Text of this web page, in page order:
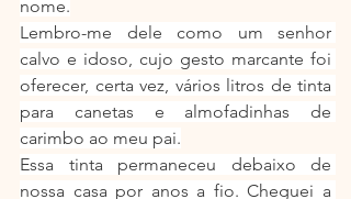
nome.
Lembro-me dele como um senhor
calvo e idoso, cujo gesto marcante foi
oferecer, certa vez, vários litros de tinta
para canetas e almofadinhas de
carimbo ao meu pai.
Essa tinta permaneceu debaixo de
nossa casa por anos a fio. Cheguei a